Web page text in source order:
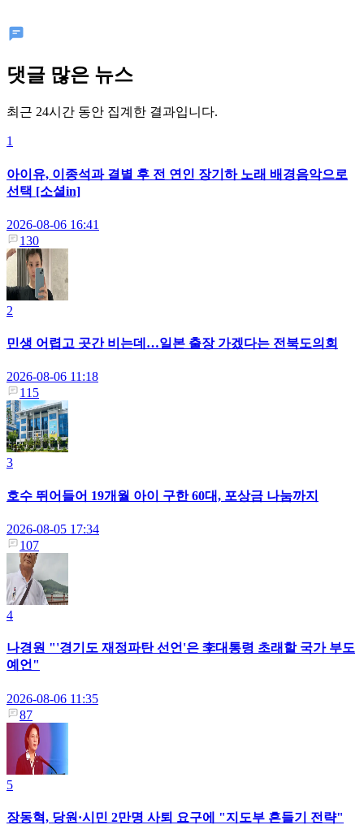
댓글 많은 뉴스
최근 24시간 동안 집계한 결과입니다.
1
아이유, 이종석과 결별 후 전 연인 장기하 노래 배경음악으로
선택 [소셜in]
2026-08-06 16:41
130
2
민생 어렵고 곳간 비는데…일본 출장 가겠다는 전북도의회
2026-08-06 11:18
115
3
호수 뛰어들어 19개월 아이 구한 60대, 포상금 나눔까지
2026-08-05 17:34
107
4
나경원 "'경기도 재정파탄 선언'은 李대통령 초래할 국가 부도
예언"
2026-08-06 11:35
87
5
장동혁, 당원·시민 2만명 사퇴 요구에 "지도부 흔들기 전략"